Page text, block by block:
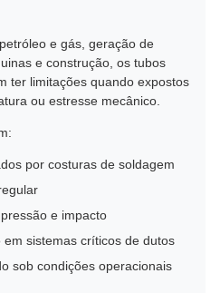
e gás, geração de
e construção, os tubos
ter limitações quando expostos
ou estresse mecânico.
​​por costuras de soldagem
e impacto
em sistemas críticos de dutos
sob condições operacionais